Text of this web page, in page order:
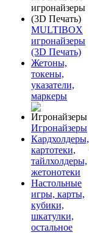
MULTIBOX
игронайзеры
(3D Печать)
Жетоны,
токены,
указатели,
маркеры
Игронайзеры
Кардхолдеры,
картотеки,
тайлхолдеры,
жетонотеки
Настольные
игры, карты,
кубики,
шкатулки,
остальное